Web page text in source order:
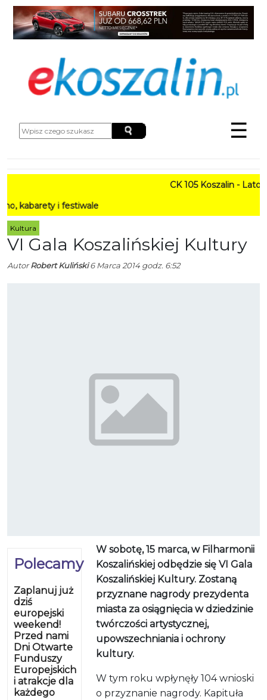
☰
CK 105 Koszalin - Lato w
i festiwale
Kultura
VI Gala Koszalińskiej Kultury
AutorRobert Kuliński6 Marca 2014 godz. 6:52
Polecamy
Zaplanuj już
dziś
europejski
weekend!
Przed nami
Dni Otwarte
Funduszy
Europejskich
i atrakcje dla
każdego
W sobotę, 15 marca, w Filharmonii
Koszalińskiej odbędzie się VI Gala
Koszalińskiej Kultury. Zostaną
przyznane nagrody prezydenta
miasta za osiągnięcia w dziedzinie
twórczości artystycznej,
upowszechniania i ochrony
kultury.
W tym roku wpłynęły 104 wnioski
o przyznanie nagrody. Kapituła